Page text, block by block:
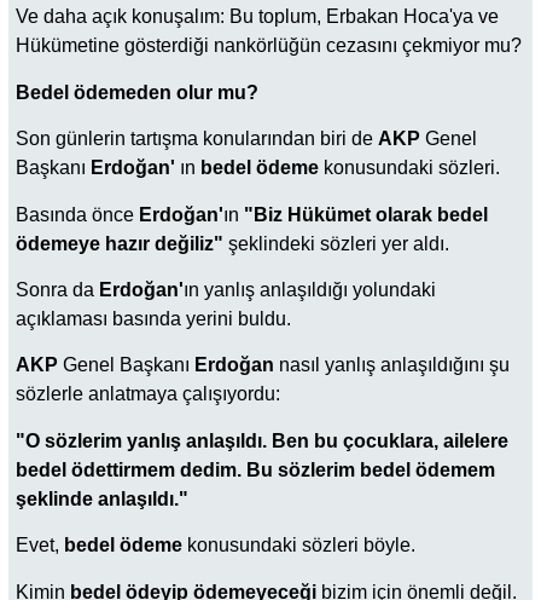
Ve daha açık konuşalım: Bu toplum, Erbakan Hoca'ya ve
Hükümetine gösterdiği nankörlüğün cezasını çekmiyor mu?
Bedel ödemeden olur mu?
Son günlerin tartışma konularından biri de AKP Genel
Başkanı Erdoğan' ın bedel ödeme konusundaki sözleri.
Basında önce Erdoğan'ın "Biz Hükümet olarak bedel
ödemeye hazır değiliz" şeklindeki sözleri yer aldı.
Sonra da Erdoğan'ın yanlış anlaşıldığı yolundaki
açıklaması basında yerini buldu.
AKP Genel Başkanı Erdoğan nasıl yanlış anlaşıldığını şu
sözlerle anlatmaya çalışıyordu:
"O sözlerim yanlış anlaşıldı. Ben bu çocuklara, ailelere
bedel ödettirmem dedim. Bu sözlerim bedel ödemem
şeklinde anlaşıldı."
Evet, bedel ödeme konusundaki sözleri böyle.
Kimin bedel ödeyip ödemeyeceği bizim için önemli değil.